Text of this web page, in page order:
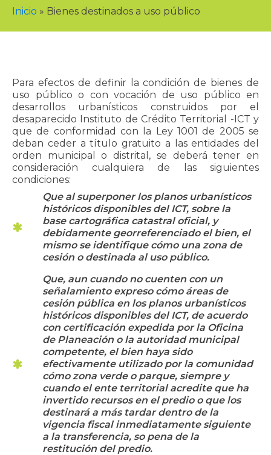
Inicio » Bienes destinados a uso público
Para efectos de definir la condición de bienes de
uso público o con vocación de uso público en
desarrollos urbanísticos construidos por el
desaparecido Instituto de Crédito Territorial -ICT y
que de conformidad con la Ley 1001 de 2005 se
deban ceder a título gratuito a las entidades del
orden municipal o distrital, se deberá tener en
consideración cualquiera de las siguientes
condiciones:
Que al superponer los planos urbanísticos
históricos disponibles del ICT, sobre la
base cartográfica catastral oficial, y
debidamente georreferenciado el bien, el
mismo se identifique cómo una zona de
cesión o destinada al uso público.
Que, aun cuando no cuenten con un
señalamiento expreso cómo áreas de
cesión pública en los planos urbanísticos
históricos disponibles del ICT, de acuerdo
con certificación expedida por la Oficina
de Planeación o la autoridad municipal
competente, el bien haya sido
efectivamente utilizado por la comunidad
cómo zona verde o parque, siempre y
cuando el ente territorial acredite que ha
invertido recursos en el predio o que los
destinará a más tardar dentro de la
vigencia fiscal inmediatamente siguiente
a la transferencia, so pena de la
restitución del predio.